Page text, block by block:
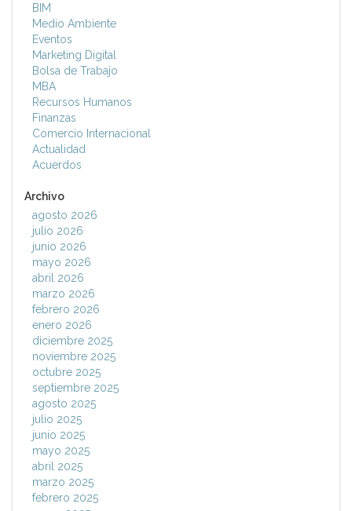
BIM
Medio Ambiente
Eventos
Marketing Digital
Bolsa de Trabajo
MBA
Recursos Humanos
Finanzas
Comercio Internacional
Actualidad
Acuerdos
Archivo
agosto 2026
julio 2026
junio 2026
mayo 2026
abril 2026
marzo 2026
febrero 2026
enero 2026
diciembre 2025
noviembre 2025
octubre 2025
septiembre 2025
agosto 2025
julio 2025
junio 2025
mayo 2025
abril 2025
marzo 2025
febrero 2025